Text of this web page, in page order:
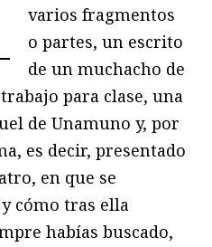
varios fragmentos
o partes, un escrito
de un muchacho de
para clase, una
de Unamuno y, por
es decir, presentado
en que se
cómo tras ella
habías buscado,